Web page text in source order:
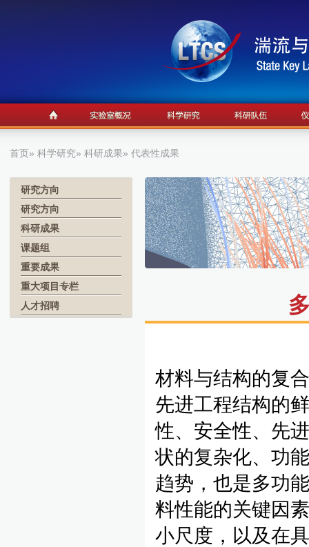
首页» 科学研究» 科研成果» 代表性成果
研究方向
研究方向
科研成果
课题组
重要成果
重大项目专栏
人才招聘
材料与结构的复
先进工程结构的
性、安全性、先
状的复杂化、功
趋势，也是多功
料性能的关键因
小尺度，以及在